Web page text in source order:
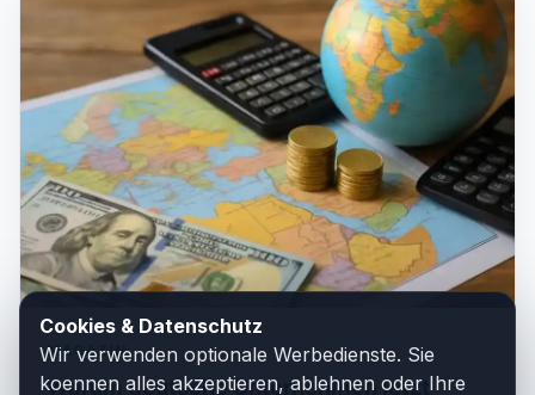
MAGAZIN
Warum deutsche Unternehmen jetzt
Cookies & Datenschutz
Wir verwenden optionale Werbedienste. Sie
koennen alles akzeptieren, ablehnen oder Ihre